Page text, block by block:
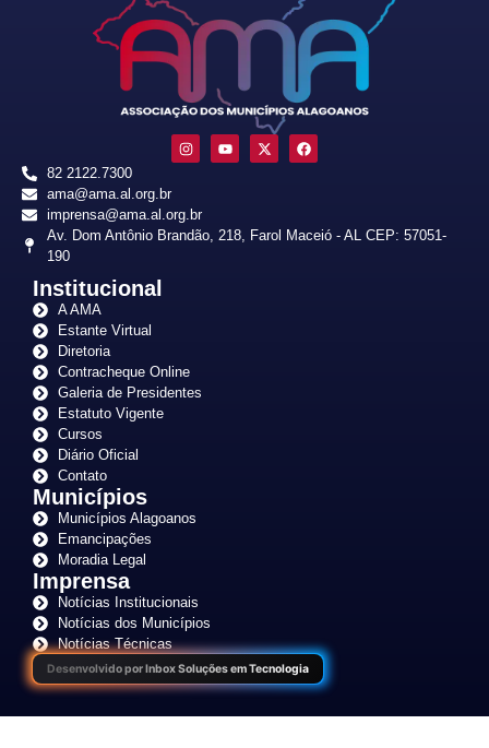
82 2122.7300
ama@ama.al.org.br
imprensa@ama.al.org.br
Av. Dom Antônio Brandão, 218, Farol Maceió - AL CEP: 57051-
190
Institucional
A AMA
Estante Virtual
Diretoria
Contracheque Online
Galeria de Presidentes
Estatuto Vigente
Cursos
Diário Oficial
Contato
Municípios
Municípios Alagoanos
Emancipações
Moradia Legal
Imprensa
Notícias Institucionais
Notícias dos Municípios
Notícias Técnicas
Desenvolvido por Inbox Soluções em Tecnologia